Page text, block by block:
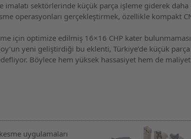
imalatı sektörlerinde küçük parça işleme giderek
operasyonları gerçekleştirmek, özellikle kompakt
için optimize edilmiş 16×16 CHP kater
yeni geliştirdiği bu eklenti, Türkiye’de küçük
Böylece hem yüksek hassasiyet hem de maliyet
uygulamaları